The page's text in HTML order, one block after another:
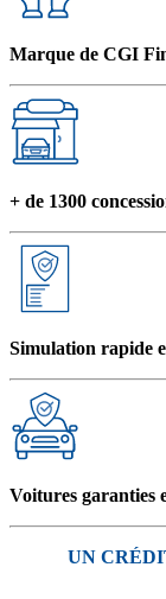
Marque de CGI
+ de 1300
Simulation rapide
Voitures garanties
UN